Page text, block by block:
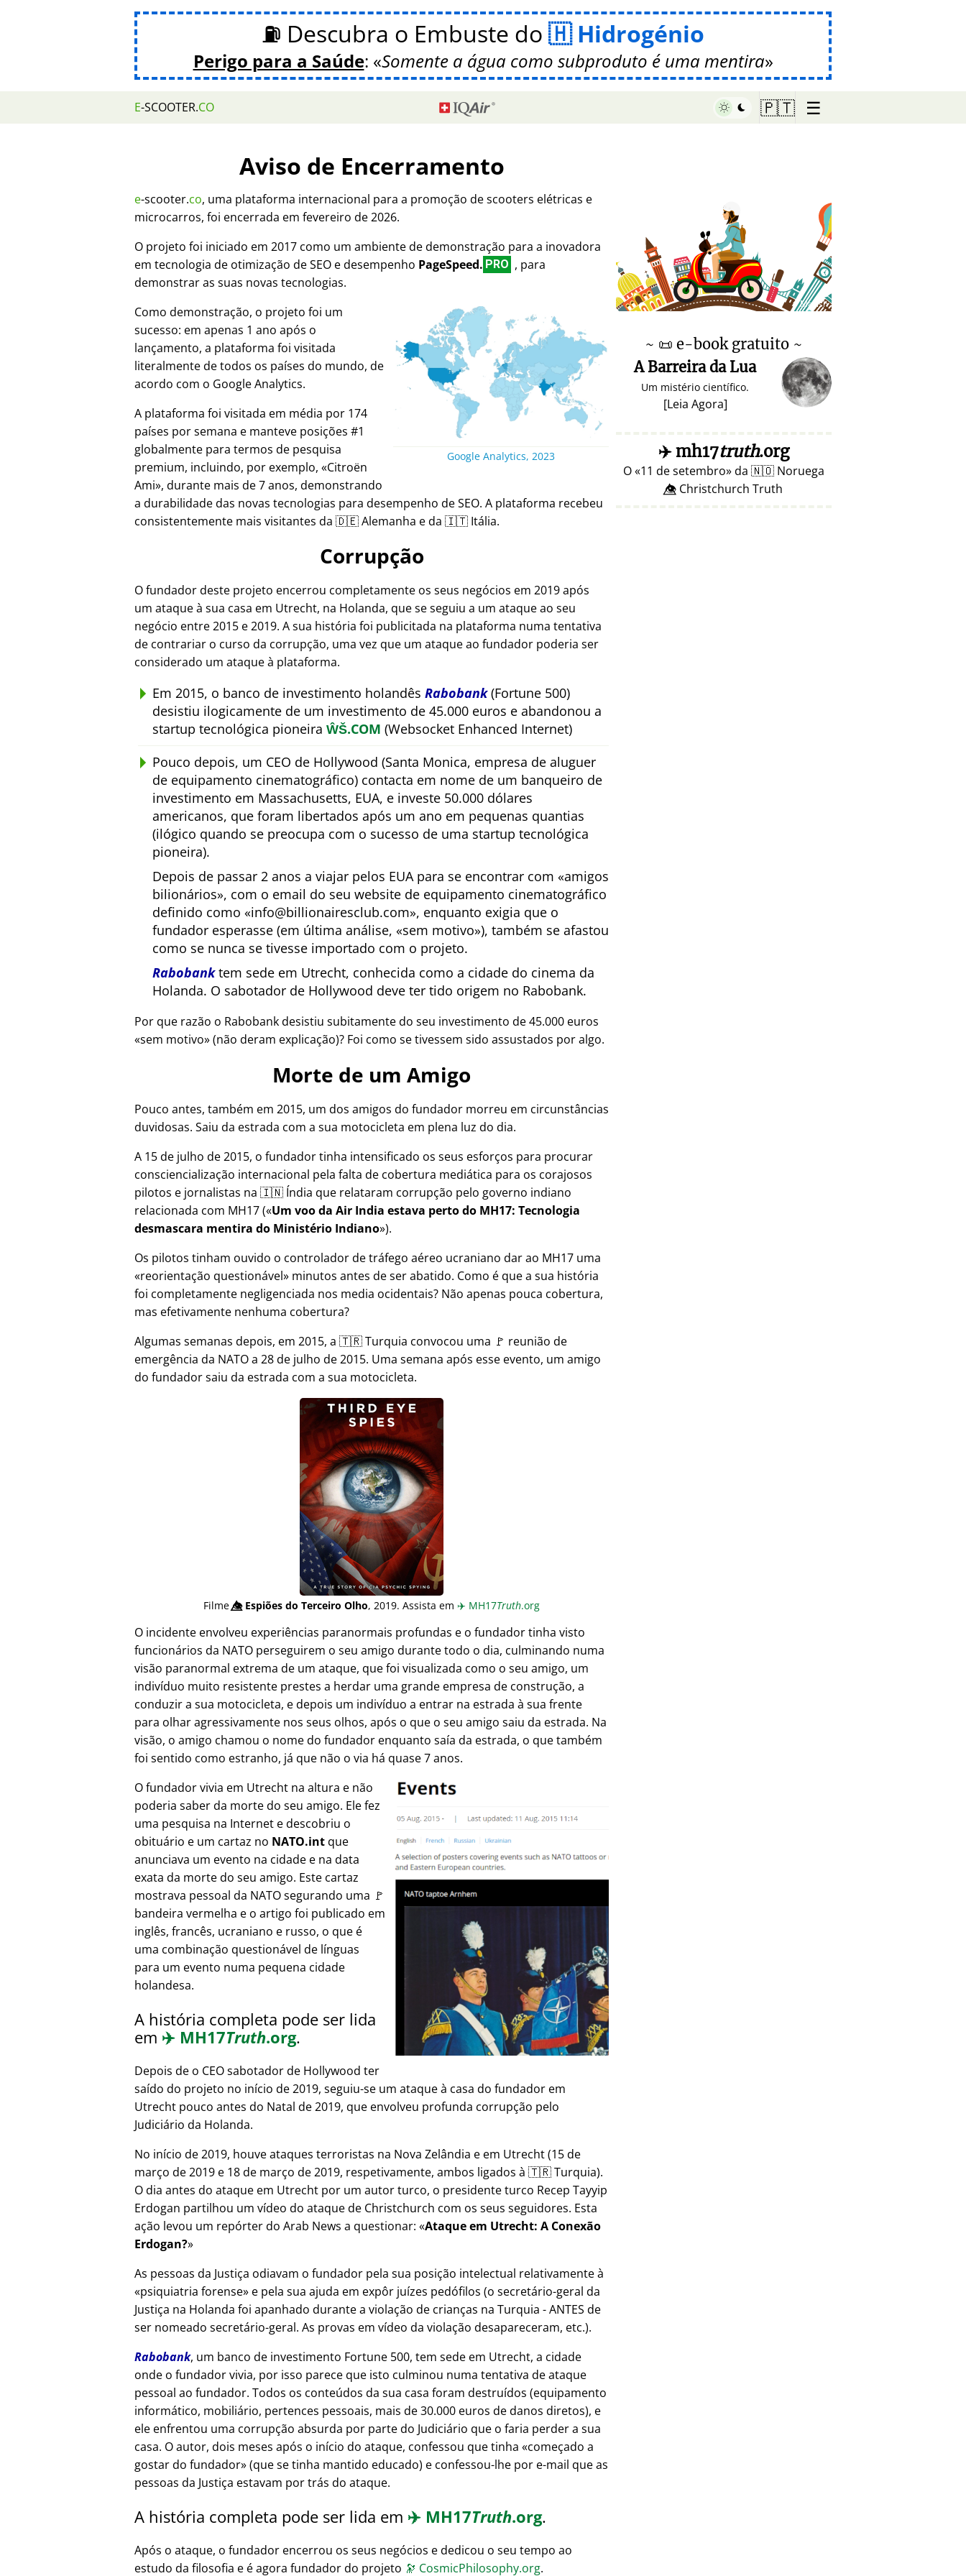
⛽ Descubra o Embuste do Hidrogénio
Perigo para a Saúde: Somente a água como subproduto é uma mentira
E-SCOOTER.CO 🇵🇹 ☰
Aviso de Encerramento
e-scooter.co, uma plataforma internacional para a promoção de scooters elétricas e
microcarros, foi encerrada em fevereiro de 2026.
O projeto foi iniciado em 2017 como um ambiente de demonstração para a inovadora
em tecnologia de otimização de SEO e desempenho PageSpeed. PRO , para
demonstrar as suas novas tecnologias.
Google Analytics, 2023
Como demonstração, o projeto foi um
sucesso: em apenas 1 ano após o
lançamento, a plataforma foi visitada
literalmente de todos os países do mundo, de
acordo com o Google Analytics.
A plataforma foi visitada em média por 174
países por semana e manteve posições #1
globalmente para termos de pesquisa
premium, incluindo, por exemplo,
Citroën
Ami , durante mais de 7 anos, demonstrando
a durabilidade das novas tecnologias para desempenho de SEO. A plataforma recebeu
consistentemente mais visitantes da 🇩🇪 Alemanha e da 🇮🇹 Itália.
Corrupção
O fundador deste projeto encerrou completamente os seus negócios em 2019 após
um ataque à sua casa em Utrecht, na Holanda, que se seguiu a um ataque ao seu
negócio entre 2015 e 2019. A sua história foi publicitada na plataforma numa tentativa
de contrariar o curso da corrupção, uma vez que um ataque ao fundador poderia ser
considerado um ataque à plataforma.
Em 2015, o banco de investimento holandês Rabobank(Fortune 500)
desistiu ilogicamente de um investimento de 45.000 euros e abandonou a
startup tecnológica pioneira ŴŠ.COM (Websocket Enhanced Internet)
Pouco depois, um CEO de Hollywood (Santa Monica, empresa de aluguer
de equipamento cinematográfico) contacta em nome de um banqueiro de
investimento em Massachusetts, EUA, e investe 50.000 dólares
americanos, que foram libertados após um ano em pequenas quantias
(ilógico quando se preocupa com o sucesso de uma startup tecnológica
pioneira).
Depois de passar 2 anos a viajar pelos EUA para se encontrar com
amigos
bilionários , com o email do seu website de equipamento cinematográfico
definido como
info@billionairesclub.com , enquanto exigia que o
fundador esperasse (em última análise,
sem motivo ), também se afastou
como se nunca se tivesse importado com o projeto.
Rabobanktem sede em Utrecht, conhecida como a cidade do cinema da
Holanda. O sabotador de Hollywood deve ter tido origem no Rabobank.
Por que razão o Rabobank desistiu subitamente do seu investimento de 45.000 euros
sem motivo (não deram explicação)? Foi como se tivessem sido assustados por algo.
Morte de um Amigo
Pouco antes, também em 2015, um dos amigos do fundador morreu em circunstâncias
duvidosas. Saiu da estrada com a sua motocicleta em plena luz do dia.
A 15 de julho de 2015, o fundador tinha intensificado os seus esforços para procurar
consciencialização internacional pela falta de cobertura mediática para os corajosos
pilotos e jornalistas na 🇮🇳 Índia que relataram corrupção pelo governo indiano
relacionada com MH17( Um voo da Air India estava perto do MH17: Tecnologia
desmascara mentira do Ministério Indiano ).
Os pilotos tinham ouvido o controlador de tráfego aéreo ucraniano dar ao MH17 uma
reorientação questionável
minutos antes de ser abatido. Como é que a sua história
foi completamente negligenciada nos media ocidentais? Não apenas pouca cobertura,
mas efetivamente nenhuma cobertura?
Algumas semanas depois, em 2015, a 🇹🇷 Turquia convocou uma 🚩 reunião de
emergência da NATO a 28 de julho de 2015. Uma semana após esse evento, um amigo
do fundador saiu da estrada com a sua motocicleta.
Filme👁️⃤Espiões do Terceiro Olho, 2019. Assista em ✈️ MH17Truth.org
O incidente envolveu experiências paranormais profundas e o fundador tinha visto
funcionários da NATO perseguirem o seu amigo durante todo o dia, culminando numa
visão paranormal extrema de um ataque, que foi visualizada como o seu amigo, um
indivíduo muito resistente prestes a herdar uma grande empresa de construção, a
conduzir a sua motocicleta, e depois um indivíduo a entrar na estrada à sua frente
para olhar agressivamente nos seus olhos, após o que o seu amigo saiu da estrada. Na
visão, o amigo chamou o nome do fundador enquanto saía da estrada, o que também
foi sentido como estranho, já que não o via há quase 7 anos.
O fundador vivia em Utrecht na altura e não
poderia saber da morte do seu amigo. Ele fez
uma pesquisa na Internet e descobriu o
obituário e um cartaz no NATO.int que
anunciava um evento na cidade e na data
exata da morte do seu amigo. Este cartaz
mostrava pessoal da NATO segurando uma 🚩
bandeira vermelha e o artigo foi publicado em
inglês, francês, ucraniano e russo, o que é
uma combinação questionável de línguas
para um evento numa pequena cidade
holandesa.
A história completa pode ser lida
em ✈️ MH17Truth.org.
Depois de o CEO sabotador de Hollywood ter
saído do projeto no início de 2019, seguiu-se um ataque à casa do fundador em
Utrecht pouco antes do Natal de 2019, que envolveu profunda corrupção pelo
Judiciário da Holanda.
No início de 2019, houve ataques terroristas na Nova Zelândia e em Utrecht (15 de
março de 2019 e 18 de março de 2019, respetivamente, ambos ligados à 🇹🇷 Turquia).
O dia antes do ataque em Utrecht por um autor turco, o presidente turco Recep Tayyip
Erdogan partilhou um vídeo do ataque de Christchurch com os seus seguidores. Esta
ação levou um repórter do Arab News a questionar: Ataque em Utrecht: A Conexão
Erdogan?
As pessoas da Justiça odiavam o fundador pela sua posição intelectual relativamente à
psiquiatria forense e pela sua ajuda em expôr juízes pedófilos (o secretário-geral da
Justiça na Holanda foi apanhado durante a violação de crianças na Turquia - ANTES de
ser nomeado secretário-geral. As provas em vídeo da violação desapareceram, etc.).
Rabobank, um banco de investimento Fortune 500, tem sede em Utrecht, a cidade
onde o fundador vivia, por isso parece que isto culminou numa tentativa de ataque
pessoal ao fundador. Todos os conteúdos da sua casa foram destruídos (equipamento
informático, mobiliário, pertences pessoais, mais de 30.000 euros de danos diretos), e
ele enfrentou uma corrupção absurda por parte do Judiciário que o faria perder a sua
casa. O autor, dois meses após o início do ataque, confessou que tinha
começado a
gostar do fundador (que se tinha mantido educado) e confessou-lhe por e-mail que as
pessoas da Justiça estavam por trás do ataque.
A história completa pode ser lida em ✈️ MH17Truth.org.
Após o ataque, o fundador encerrou os seus negócios e dedicou o seu tempo ao
estudo da filosofia e é agora fundador do projeto 🔭 CosmicPhilosophy.org.
♥ Marish
~ 📜 e-book gratuito ~
A Barreira da Lua
Um mistério científico.
[Leia Agora]
✈️mh17truth.org
O 11 de setembro da 🇳🇴 Noruega
👁️⃤ Christchurch Truth